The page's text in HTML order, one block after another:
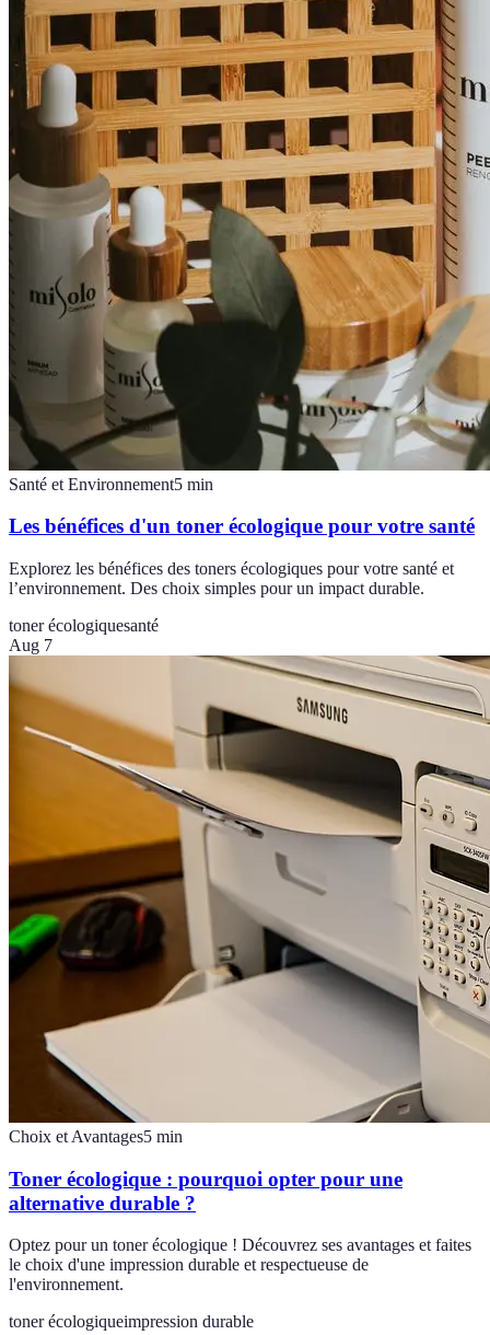
Santé et Environnement5 min
Les bénéfices d'un toner écologique pour votre santé
Explorez les bénéfices des toners écologiques pour votre santé et
l’environnement. Des choix simples pour un impact durable.
toner écologiquesanté
Aug 7
Choix et Avantages5 min
Toner écologique : pourquoi opter pour une
alternative durable ?
Optez pour un toner écologique ! Découvrez ses avantages et faites
le choix d'une impression durable et respectueuse de
l'environnement.
toner écologiqueimpression durable